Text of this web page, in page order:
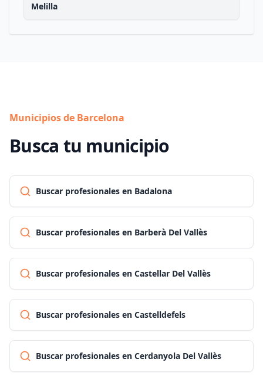
Melilla
Municipios de Barcelona
Busca tu municipio
Buscar profesionales en Badalona
Buscar profesionales en Barberà Del Vallès
Buscar profesionales en Castellar Del Vallès
Buscar profesionales en Castelldefels
Buscar profesionales en Cerdanyola Del Vallès